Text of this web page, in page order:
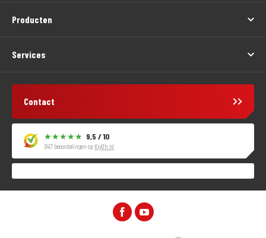
Producten
Services
Contact
9,5 / 10
3417 beoordelingen op KiyOh.nl